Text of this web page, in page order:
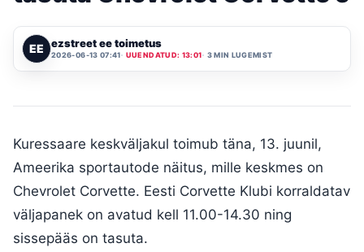
EE ezstreet ee toimetus
2026-06-13 07:41 UUENDATUD: 13:01 3 MIN LUGEMIST
Kuressaare keskväljakul toimub täna, 13. juunil,
Ameerika sportautode näitus, mille keskmes on
Chevrolet Corvette. Eesti Corvette Klubi korraldatav
väljapanek on avatud kell 11.00-14.30 ning
sissepääs on tasuta.